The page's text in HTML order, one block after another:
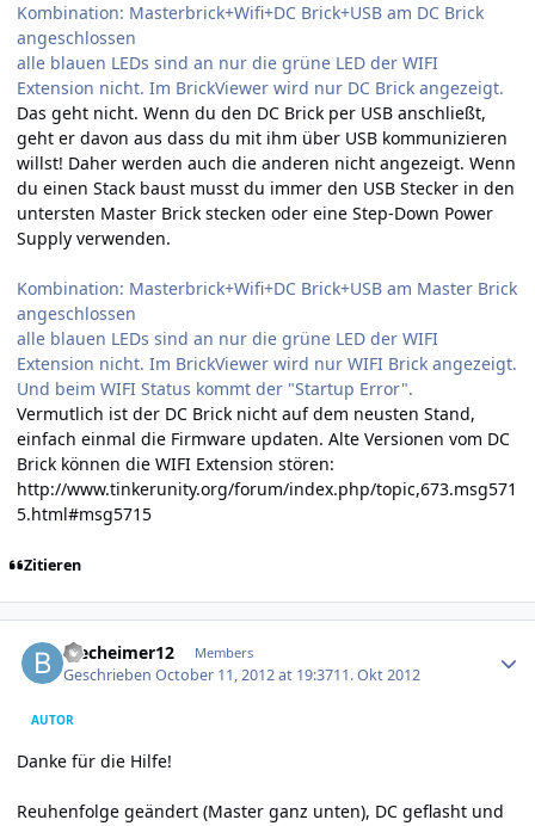
Kombination: Masterbrick+Wifi+DC Brick+USB am DC Brick
angeschlossen
alle blauen LEDs sind an nur die grüne LED der WIFI
Extension nicht. Im BrickViewer wird nur DC Brick angezeigt.
Das geht nicht. Wenn du den DC Brick per USB anschließt,
geht er davon aus dass du mit ihm über USB kommunizieren
willst! Daher werden auch die anderen nicht angezeigt. Wenn
du einen Stack baust musst du immer den USB Stecker in den
untersten Master Brick stecken oder eine Step-Down Power
Supply verwenden.
Kombination: Masterbrick+Wifi+DC Brick+USB am Master Brick
angeschlossen
alle blauen LEDs sind an nur die grüne LED der WIFI
Extension nicht. Im BrickViewer wird nur WIFI Brick angezeigt.
Und beim WIFI Status kommt der "Startup Error".
Vermutlich ist der DC Brick nicht auf dem neusten Stand,
einfach einmal die Firmware updaten. Alte Versionen vom DC
Brick können die WIFI Extension stören:
http://www.tinkerunity.org/forum/index.php/topic,673.msg571
5.html#msg5715
Zitieren
blecheimer12 Members
GeschriebenOctober 11, 2012 at 19:3711. Okt 2012
AUTOR
Danke für die Hilfe!
Reuhenfolge geändert (Master ganz unten), DC geflasht und